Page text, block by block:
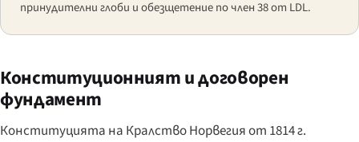
принудителни глоби и обезщетение по член 38 от LDL.
Конституционният и договорен
фундамент
Конституцията на Кралство Норвегия от 1814 г.